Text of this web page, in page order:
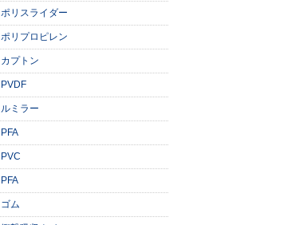
ポリスライダー
ポリプロピレン
カプトン
PVDF
ルミラー
PFA
PVC
PFA
ゴム